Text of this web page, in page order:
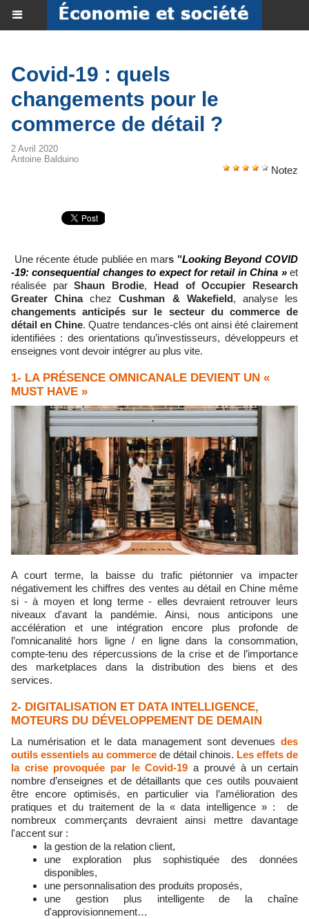
Covid-19 : quels
changements pour le
commerce de détail ?
2 Avril 2020
Antoine Balduino
Notez
Une récente étude publiée en mars "Looking Beyond COVID
-19: consequential changes to expect for retail in China »et
réalisée parShaun Brodie, Head of Occupier Research
Greater ChinachezCushman & Wakefield, analyse les
changements anticipés sur le secteur du commerce de
détail en Chine. Quatre tendances-clés ont ainsi été clairement
identifiées : des orientations qu’investisseurs, développeurs et
enseignes vont devoir intégrer au plus vite.
1- LA PRÉSENCE OMNICANALE DEVIENT UN «
MUST HAVE »
A court terme, la baisse du trafic piétonnier va impacter
négativement les chiffres des ventes au détail en Chine même
si - à moyen et long terme - elles devraient retrouver leurs
niveaux d'avant la pandémie. Ainsi, nous anticipons une
accélération et une intégration encore plus profonde de
l’omnicanalité hors ligne / en ligne dans la consommation,
compte-tenu des répercussions de la crise et de l’importance
des marketplaces dans la distribution des biens et des
services.
2- DIGITALISATION ET DATA INTELLIGENCE,
MOTEURS DU DÉVELOPPEMENT DE DEMAIN
La numérisation et le data management sont devenues des
outils essentiels au commerce de détail chinois. Les effets de
la crise provoquée par le Covid-19a prouvé à un certain
nombre d’enseignes et de détaillants que ces outils pouvaient
être encore optimisés, en particulier via l’amélioration des
pratiques et du traitement de la « data intelligence » : de
nombreux commerçants devraient ainsi mettre davantage
l'accent sur :
la gestion de la relation client,
une exploration plus sophistiquée des données
disponibles,
une personnalisation des produits proposés,
une gestion plus intelligente de la chaîne
d'approvisionnement…